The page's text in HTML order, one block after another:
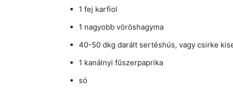
1 fej karfiol
1 nagyobb vöröshagyma
40-50 dkg darált sertéshús, vagy csirke
1 kanálnyi fűszerpaprika
só